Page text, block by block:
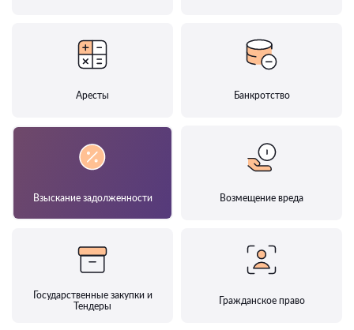
Аресты Банкротство
Взыскание задолженности Возмещение вреда
Государственные закупки и
Тендеры
Гражданское право